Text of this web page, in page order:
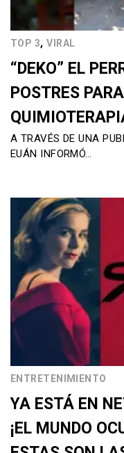
TOP 3,VIRAL
“DEKO” EL
POSTRES
A TRAVÉS DE UNA
EUÁN INFORMÓ…
ENTRETENIMIENTO
YA ESTÁ EN
¡EL MUNDO